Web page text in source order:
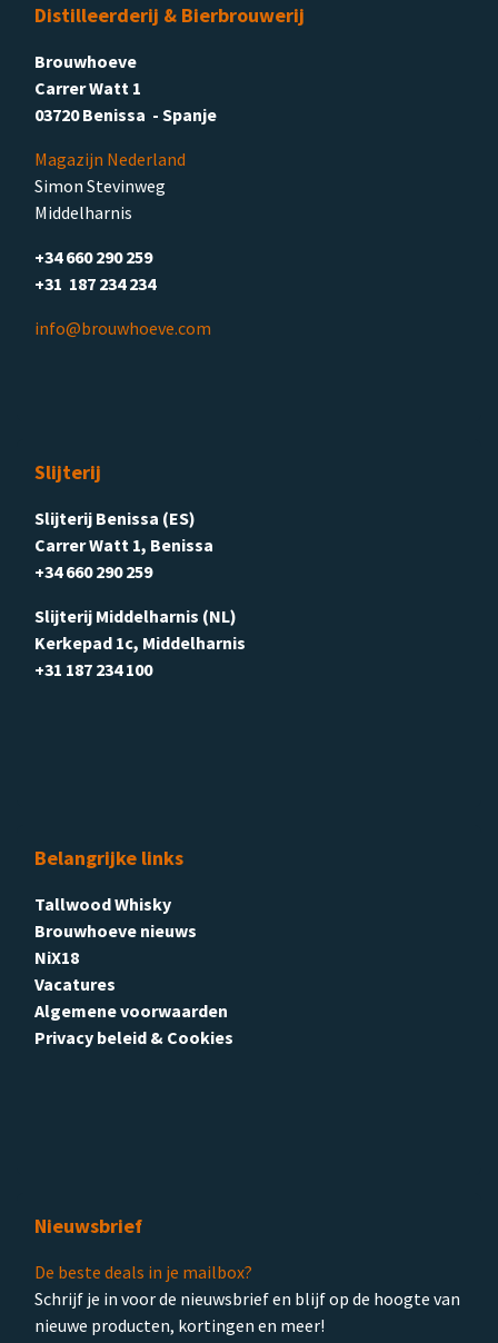
Distilleerderij & Bierbrouwerij
Brouwhoeve
Carrer Watt 1
03720 Benissa - Spanje
Magazijn Nederland
Simon Stevinweg
Middelharnis
+34 660 290 259
+31 187 234 234
info@brouwhoeve.com
Slijterij
Slijterij Benissa (ES)
Carrer Watt 1, Benissa
+34 660 290 259
Slijterij Middelharnis (NL)
Kerkepad 1c, Middelharnis
+31 187 234 100
Belangrijke links
Tallwood Whisky
Brouwhoeve nieuws
NiX18
Vacatures
Algemene voorwaarden
Privacy beleid & Cookies
Nieuwsbrief
De beste deals in je mailbox?
Schrijf je in voor de nieuwsbrief en blijf op de hoogte van
nieuwe producten, kortingen en meer!